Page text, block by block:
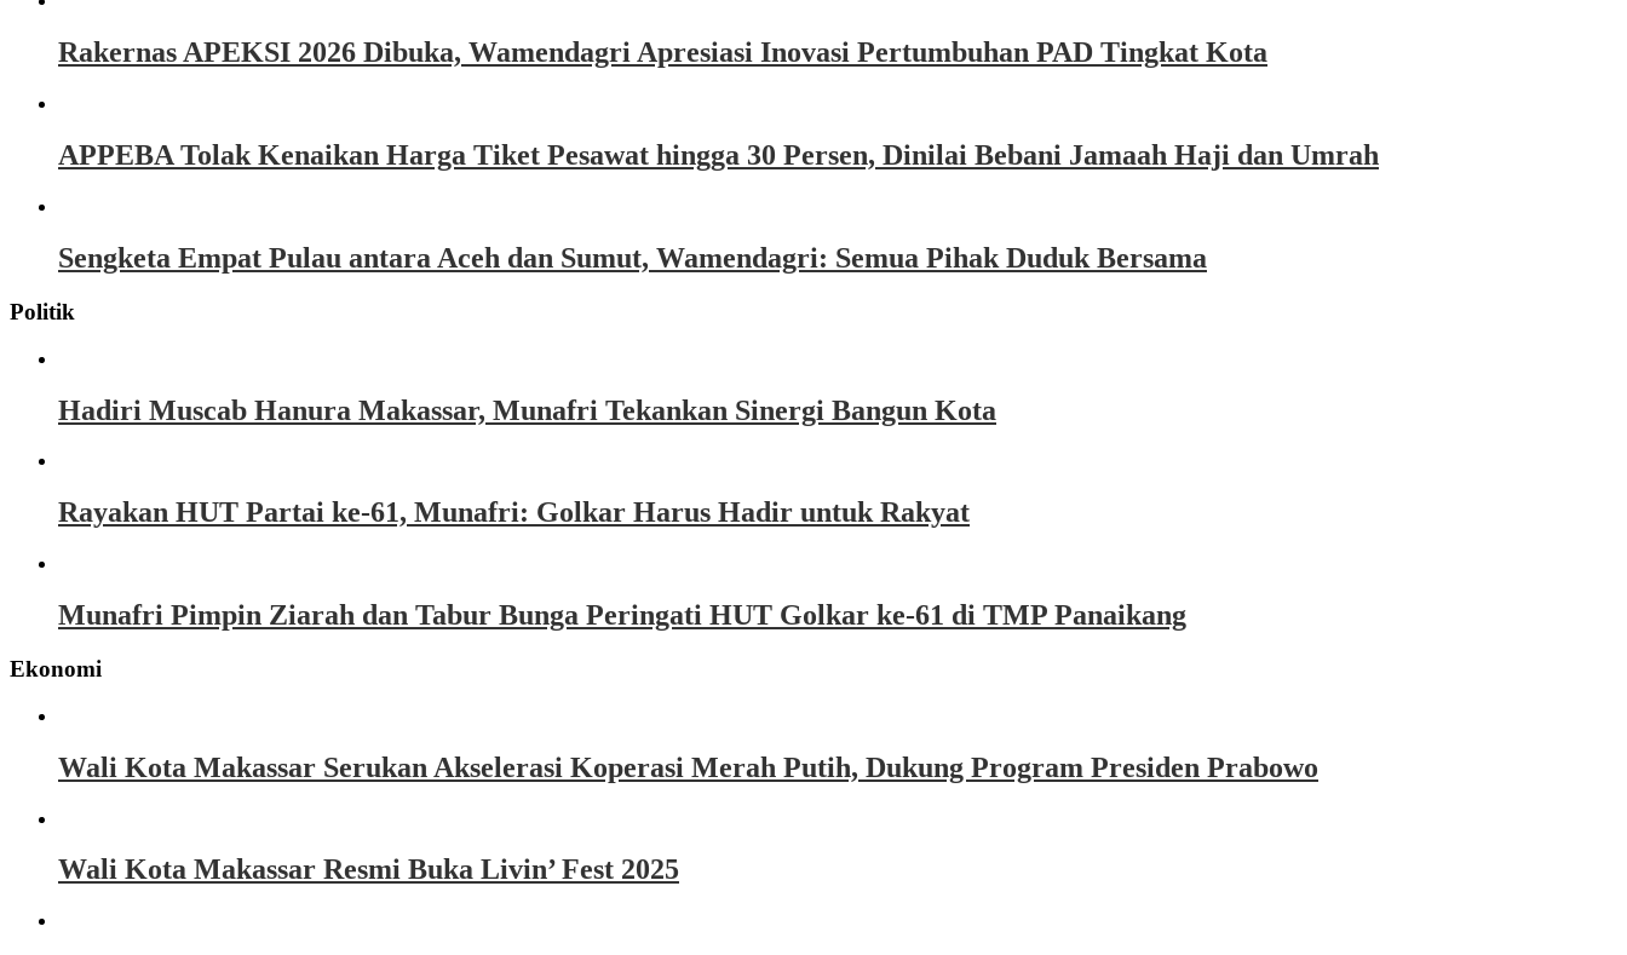
Rakernas APEKSI 2026 Dibuka, Wamendagri Apresiasi Inovasi Pertumbuhan PAD Tingkat Kota
APPEBA Tolak Kenaikan Harga Tiket Pesawat hingga 30 Persen, Dinilai Bebani Jamaah Haji dan Umrah
Sengketa Empat Pulau antara Aceh dan Sumut, Wamendagri: Semua Pihak Duduk Bersama
Politik
Hadiri Muscab Hanura Makassar, Munafri Tekankan Sinergi Bangun Kota
Rayakan HUT Partai ke-61, Munafri: Golkar Harus Hadir untuk Rakyat
Munafri Pimpin Ziarah dan Tabur Bunga Peringati HUT Golkar ke-61 di TMP Panaikang
Ekonomi
Wali Kota Makassar Serukan Akselerasi Koperasi Merah Putih, Dukung Program Presiden Prabowo
Wali Kota Makassar Resmi Buka Livin’ Fest 2025